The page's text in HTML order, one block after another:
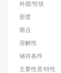
外观/性状
密度
熔点
溶解性
储存条件
主要性质/特性